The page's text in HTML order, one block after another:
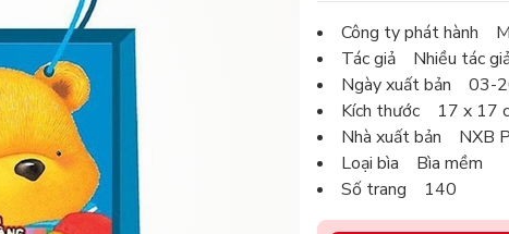
Công ty phát hành
Tác giả Nhiều tác
Ngày xuất bản 03-
Kích thước 17 x 17
Nhà xuất bản NXB
Loại bìa Bìa mềm
Số trang 140